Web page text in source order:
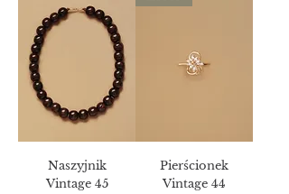
Naszyjnik
Vintage 45
Pierścionek
Vintage 44